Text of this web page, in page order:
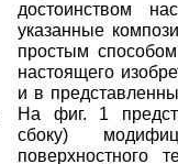
достоинством
указанные
простым
настоящего
и в
На фиг. 1
сбоку)
поверхностного